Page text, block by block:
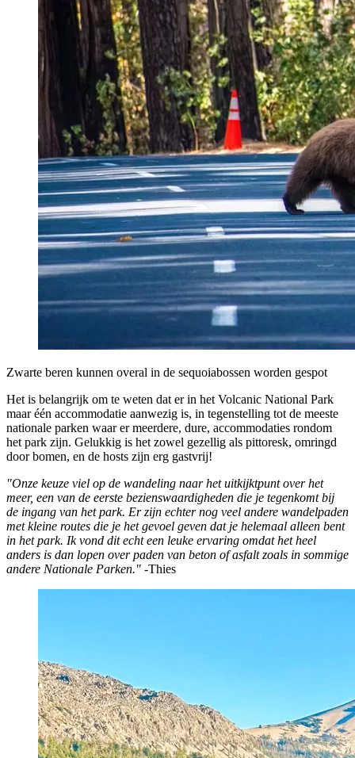
Zwarte beren kunnen overal in de sequoiabossen worden gespot
Het is belangrijk om te weten dat er in het Volcanic National Park
maar één accommodatie aanwezig is, in tegenstelling tot de meeste
nationale parken waar er meerdere, dure, accommodaties rondom
het park zijn. Gelukkig is het zowel gezellig als pittoresk, omringd
door bomen, en de hosts zijn erg gastvrij!
"Onze keuze viel op de wandeling naar het uitkijktpunt over het
meer, een van de eerste bezienswaardigheden die je tegenkomt bij
de ingang van het park. Er zijn echter nog veel andere wandelpaden
met kleine routes die je het gevoel geven dat je helemaal alleen bent
in het park. Ik vond dit echt een leuke ervaring omdat het heel
anders is dan lopen over paden van beton of asfalt zoals in sommige
andere Nationale Parken." -Thies